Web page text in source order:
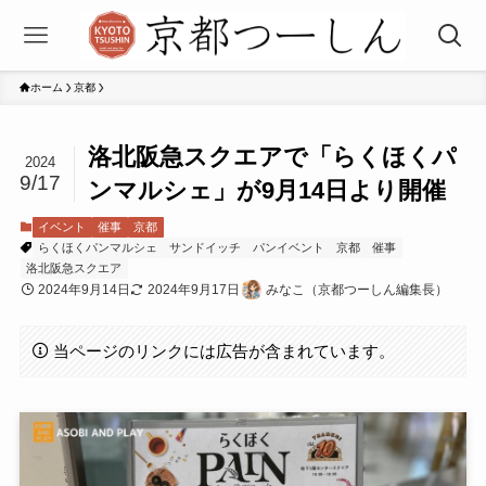
ホーム 京都
洛北阪急スクエアで「らくほくパ
ンマルシェ」が9月14日より開催
2024
9/17
イベント 催事
京都
らくほくパンマルシェ
サンドイッチ パンイベント 京都
催事
洛北阪急スクエア
2024年9月14日 2024年9月17日 みなこ（京都つーしん編集長）
当ページのリンクには広告が含まれています。